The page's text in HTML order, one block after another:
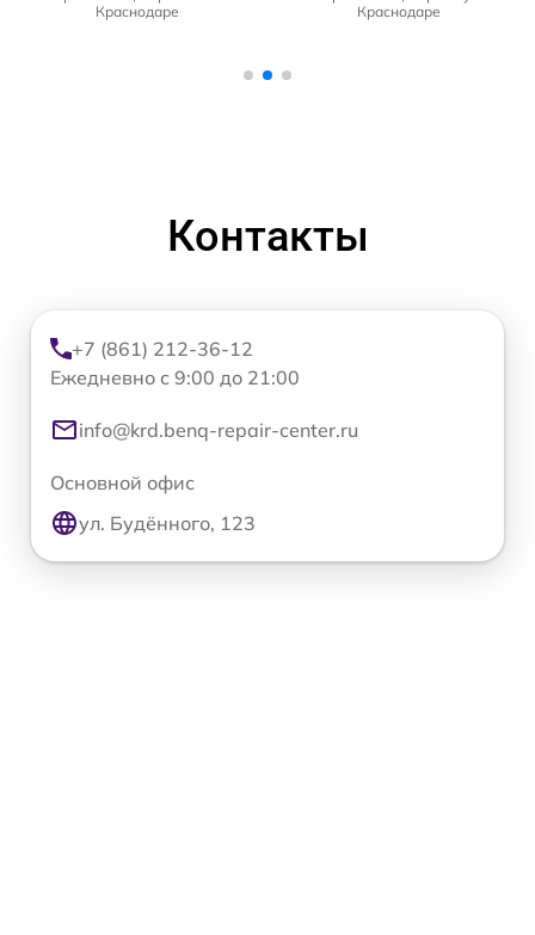
Краснодаре
Краснодаре
Контакты
+7 (861) 212-36-12
Ежедневно с 9:00 до 21:00
info@krd.benq-repair-center.ru
Основной офис
ул. Будённого, 123